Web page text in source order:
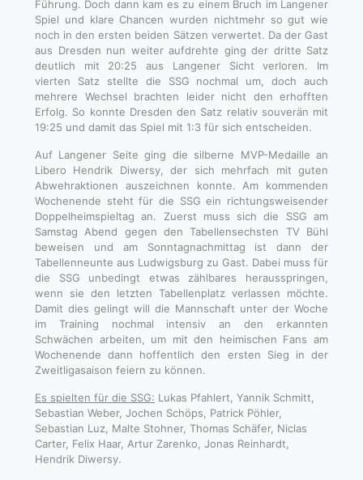
Führung. Doch dann kam es zu einem Bruch im Langener
Spiel und klare Chancen wurden nichtmehr so gut wie
noch in den ersten beiden Sätzen verwertet. Da der Gast
aus Dresden nun weiter aufdrehte ging der dritte Satz
deutlich mit 20:25 aus Langener Sicht verloren. Im
vierten Satz stellte die SSG nochmal um, doch auch
mehrere Wechsel brachten leider nicht den erhofften
Erfolg. So konnte Dresden den Satz relativ souverän mit
19:25 und damit das Spiel mit 1:3 für sich entscheiden.
Auf Langener Seite ging die silberne MVP-Medaille an
Libero Hendrik Diwersy, der sich mehrfach mit guten
Abwehraktionen auszeichnen konnte. Am kommenden
Wochenende steht für die SSG ein richtungsweisender
Doppelheimspieltag an. Zuerst muss sich die SSG am
Samstag Abend gegen den Tabellensechsten TV Bühl
beweisen und am Sonntagnachmittag ist dann der
Tabellenneunte aus Ludwigsburg zu Gast. Dabei muss für
die SSG unbedingt etwas zählbares herausspringen,
wenn sie den letzten Tabellenplatz verlassen möchte.
Damit dies gelingt will die Mannschaft unter der Woche
im Training nochmal intensiv an den erkannten
Schwächen arbeiten, um mit den heimischen Fans am
Wochenende dann hoffentlich den ersten Sieg in der
Zweitligasaison feiern zu können.
Es spielten für die SSG: Lukas Pfahlert, Yannik Schmitt,
Sebastian Weber, Jochen Schöps, Patrick Pöhler,
Sebastian Luz, Malte Stohner, Thomas Schäfer, Niclas
Carter, Felix Haar, Artur Zarenko, Jonas Reinhardt,
Hendrik Diwersy.